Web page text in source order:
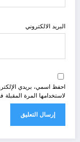
البريد الالكتروني
احفظ اسمي، بريدي
لاستخدامها المرة المقبلة